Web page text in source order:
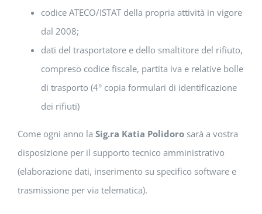
codice ATECO/ISTAT della propria attività in vigore
dal 2008;
dati del trasportatore e dello smaltitore del rifiuto,
compreso codice fiscale, partita iva e relative bolle
di trasporto (4° copia formulari di identificazione
dei rifiuti)
Come ogni anno la Sig.ra Katia Polidoro sarà a vostra
disposizione per il supporto tecnico amministrativo
(elaborazione dati, inserimento su specifico software e
trasmissione per via telematica).